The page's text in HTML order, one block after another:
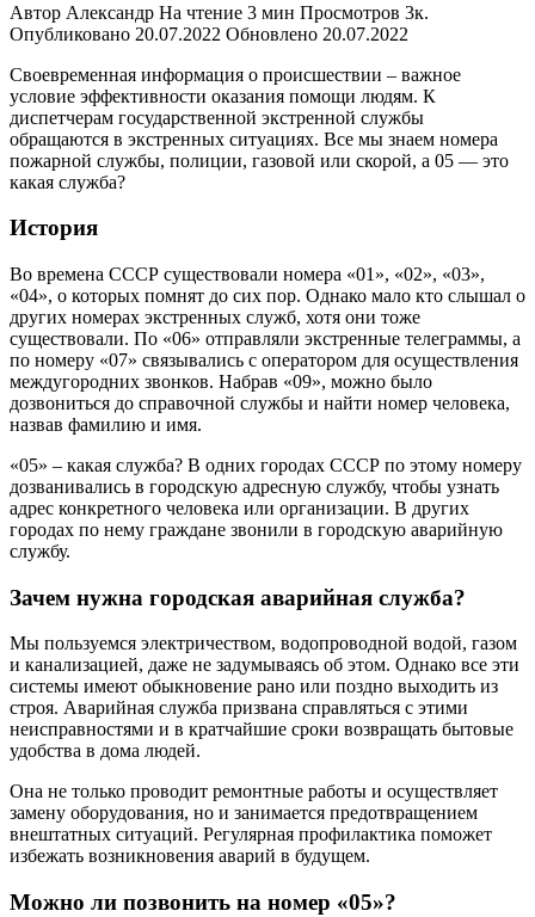
Автор Александр На чтение 3 мин Просмотров 3к.
Опубликовано 20.07.2022 Обновлено 20.07.2022
Своевременная информация о происшествии – важное
условие эффективности оказания помощи людям. К
диспетчерам государственной экстренной службы
обращаются в экстренных ситуациях. Все мы знаем номера
пожарной службы, полиции, газовой или скорой, а 05 — это
какая служба?
История
Во времена СССР существовали номера «01», «02», «03»,
«04», о которых помнят до сих пор. Однако мало кто слышал о
других номерах экстренных служб, хотя они тоже
существовали. По «06» отправляли экстренные телеграммы, а
по номеру «07» связывались с оператором для осуществления
междугородних звонков. Набрав «09», можно было
дозвониться до справочной службы и найти номер человека,
назвав фамилию и имя.
«05» – какая служба? В одних городах СССР по этому номеру
дозванивались в городскую адресную службу, чтобы узнать
адрес конкретного человека или организации. В других
городах по нему граждане звонили в городскую аварийную
службу.
Зачем нужна городская аварийная служба?
Мы пользуемся электричеством, водопроводной водой, газом
и канализацией, даже не задумываясь об этом. Однако все эти
системы имеют обыкновение рано или поздно выходить из
строя. Аварийная служба призвана справляться с этими
неисправностями и в кратчайшие сроки возвращать бытовые
удобства в дома людей.
Она не только проводит ремонтные работы и осуществляет
замену оборудования, но и занимается предотвращением
внештатных ситуаций. Регулярная профилактика поможет
избежать возникновения аварий в будущем.
Можно ли позвонить на номер «05»?